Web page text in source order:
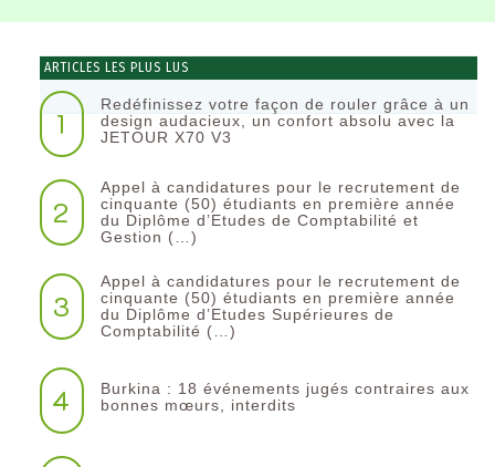
ARTICLES LES PLUS LUS
1
Redéfinissez votre façon de rouler grâce à un
design audacieux, un confort absolu avec la
JETOUR X70 V3
2
Appel à candidatures pour le recrutement de
cinquante (50) étudiants en première année
du Diplôme d’Etudes de Comptabilité et
Gestion (…)
3
Appel à candidatures pour le recrutement de
cinquante (50) étudiants en première année
du Diplôme d’Etudes Supérieures de
Comptabilité (…)
4
Burkina : 18 événements jugés contraires aux
bonnes mœurs, interdits